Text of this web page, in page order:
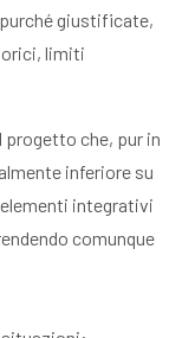
giustificate,
limiti
che, pur in
inferiore su
integrativi
comunque